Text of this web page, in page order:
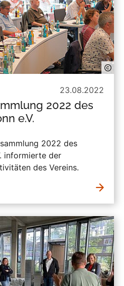
23.08.2022
2022 des
e.V.
2022 des
informierte der
des Vereins.